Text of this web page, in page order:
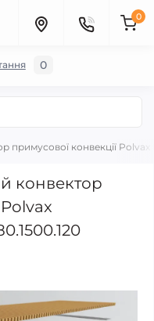
0
примусової конвекції Polvax
конвектор
0